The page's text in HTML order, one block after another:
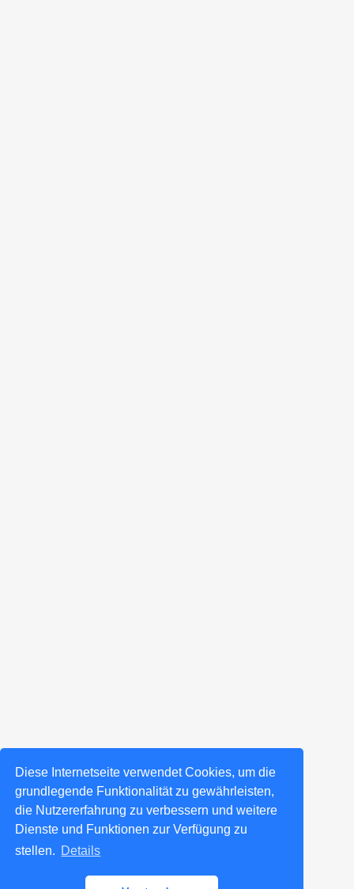
Diese Internetseite verwendet Cookies, um die
grundlegende Funktionalität zu gewährleisten,
die Nutzererfahrung zu verbessern und weitere
Dienste und Funktionen zur Verfügung zu
stellen. Details